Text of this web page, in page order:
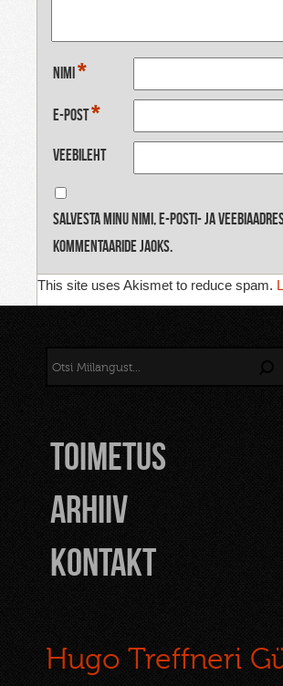
Nimi *
E-post*
Veebileht
Salvesta minu nimi, e-posti- ja
kommentaaride jaoks.
This site uses Akismet to reduce spam.
TOIMETUS
Arhiiv
Kontakt
Hugo Treffneri